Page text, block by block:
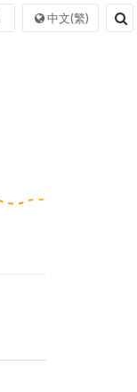
中文(繁)